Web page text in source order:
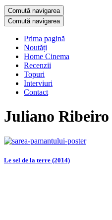
Comută navigarea
Comută navigarea
Prima pagină
Noutăți
Home Cinema
Recenzii
Topuri
Interviuri
Contact
Juliano Ribeiro
Le sel de la terre (2014)